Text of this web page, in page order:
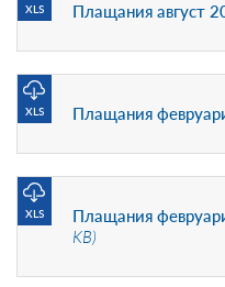
Плащания август
XLS
Плащания
XLS
Плащания
KB)
XLS